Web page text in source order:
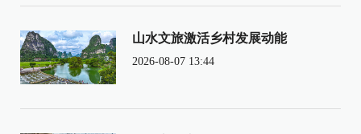
山水文旅激活乡村发展动能
2026-08-07 13:44